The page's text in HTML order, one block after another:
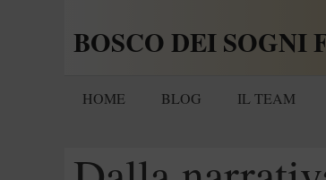
BOSCO DEI SOGNI
HOME BLOG IL TEAM